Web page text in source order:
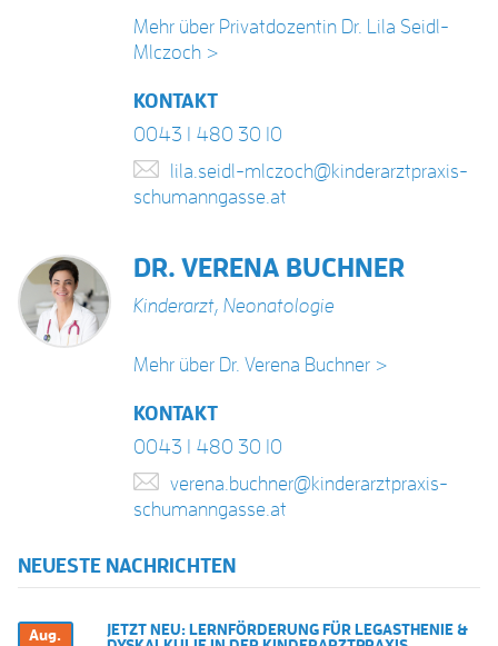
Mehr über Privatdozentin Dr. Lila Seidl-
Mlczoch >
KONTAKT
0043 1 480 30 10
lila.seidl-mlczoch@kinderarztpraxis-
schumanngasse.at
DR. VERENA BUCHNER
Kinderarzt, Neonatologie
Mehr über Dr. Verena Buchner >
KONTAKT
0043 1 480 30 10
verena.buchner@kinderarztpraxis-
schumanngasse.at
NEUESTE NACHRICHTEN
Aug.
JETZT NEU: LERNFÖRDERUNG FÜR LEGASTHENIE &